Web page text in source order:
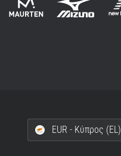
EUR - Κύπρος (EL)